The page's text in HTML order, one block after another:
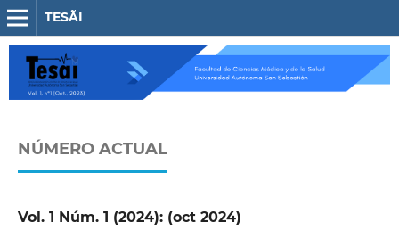
TESÃI
NÚMERO ACTUAL
Vol. 1 Núm. 1 (2024): (oct 2024)